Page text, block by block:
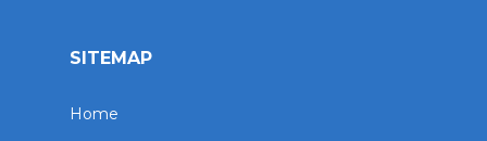
SITEMAP
Home